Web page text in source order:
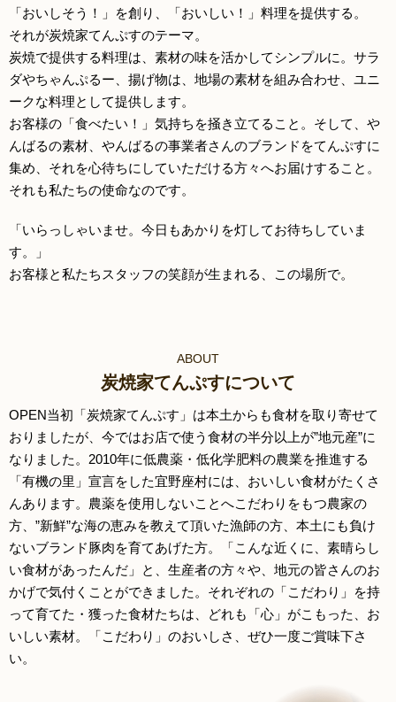
「おいしそう！」を創り、「おいしい！」料理を提供する。
それが炭焼家てんぷすのテーマ。
炭焼で提供する料理は、素材の味を活かしてシンプルに。サラ
ダやちゃんぷるー、揚げ物は、地場の素材を組み合わせ、ユニ
ークな料理として提供します。
お客様の「食べたい！」気持ちを掻き立てること。そして、や
んばるの素材、やんばるの事業者さんのブランドをてんぷすに
集め、それを心待ちにしていただける方々へお届けすること。
それも私たちの使命なのです。
「いらっしゃいませ。今日もあかりを灯してお待ちしていま
す。」
お客様と私たちスタッフの笑顔が生まれる、この場所で。
ABOUT
炭焼家てんぷすについて
OPEN当初「炭焼家てんぷす」は本土からも食材を取り寄せて
おりましたが、今ではお店で使う食材の半分以上が”地元産”に
なりました。2010年に低農薬・低化学肥料の農業を推進する
「有機の里」宣言をした宜野座村には、おいしい食材がたくさ
んあります。農薬を使用しないことへこだわりをもつ農家の
方、”新鮮”な海の恵みを教えて頂いた漁師の方、本土にも負け
ないブランド豚肉を育てあげた方。「こんな近くに、素晴らし
い食材があったんだ」と、生産者の方々や、地元の皆さんのお
かげで気付くことができました。それぞれの「こだわり」を持
って育てた・獲った食材たちは、どれも「心」がこもった、お
いしい素材。「こだわり」のおいしさ、ぜひ一度ご賞味下さ
い。